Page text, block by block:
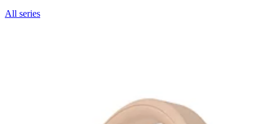
All series